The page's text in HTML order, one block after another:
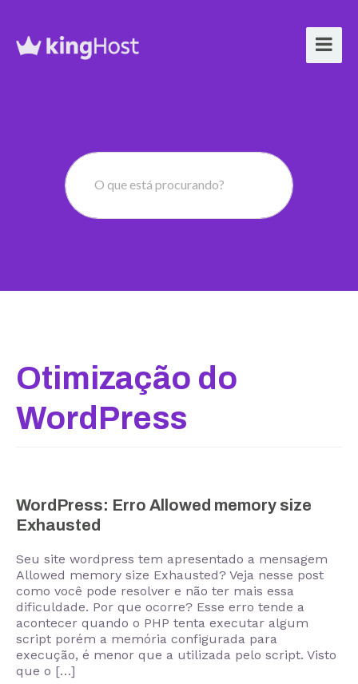
O que está procurando?
Otimização do
WordPress
WordPress: Erro Allowed memory size
Exhausted
Seu site wordpress tem apresentado a mensagem
Allowed memory size Exhausted? Veja nesse post
como você pode resolver e não ter mais essa
dificuldade. Por que ocorre? Esse erro tende a
acontecer quando o PHP tenta executar algum
script porém a memória configurada para
execução, é menor que a utilizada pelo script. Visto
que o […]